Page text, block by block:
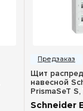
Щит
навесной
PrismaSeT
модуля,
Schneider